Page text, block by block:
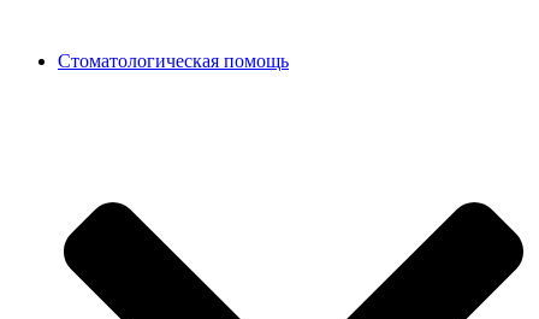
Стоматологическая помощь